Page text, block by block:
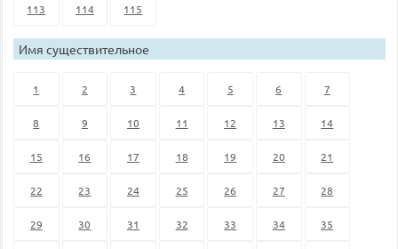
113 114 115
Имя существительное
1 2 3 4 5 6 7
8 9 10 11 12 13 14
15 16 17 18 19 20 21
22 23 24 25 26 27 28
29 30 31 32 33 34 35